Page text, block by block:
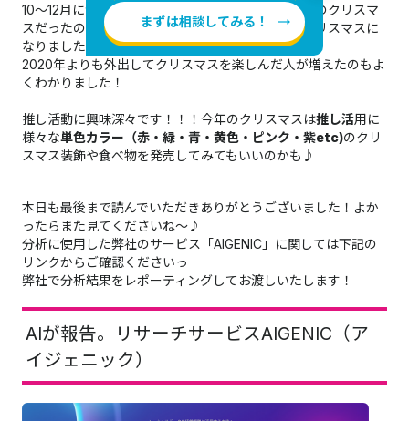
10～12月にかけて感染症の陽性者が減りつつある中のクリスマ
スだったので、前年度よりも盛り上がりを見せたクリスマスに
なりましたね～
2020年よりも外出してクリスマスを楽しんだ人が増えたのもよ
くわかりました！
推し活動に興味深々です！！！今年のクリスマスは推し活用に
様々な単色カラー（赤・緑・青・黄色・ピンク・紫etc)のクリ
スマス装飾や食べ物を発売してみてもいいのかも♪
本日も最後まで読んでいただきありがとうございました！よか
ったらまた見てくださいね〜♪
分析に使用した弊社のサービス「AIGENIC」に関しては下記の
リンクからご確認くださいっ
弊社で分析結果をレポーティングしてお渡しいたします！
AIが報告。リサーチサービスAIGENIC（ア
イジェニック）
まずは相談してみる！